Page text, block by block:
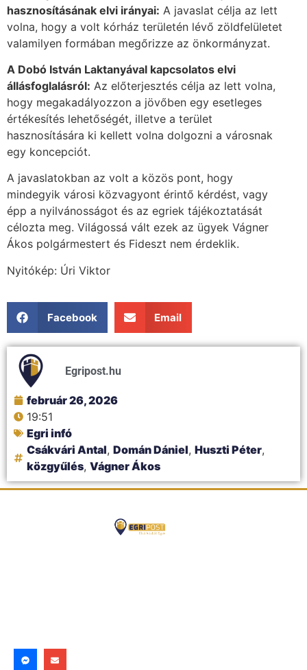
hasznosításának elvi irányai: A javaslat célja az lett
volna, hogy a volt kórház területén lévő zöldfelületet
valamilyen formában megőrizze az önkormányzat.
A Dobó István Laktanyával kapcsolatos elvi
állásfoglalásról: Az előterjesztés célja az lett volna,
hogy megakadályozzon a jövőben egy esetleges
értékesítés lehetőségét, illetve a terület
hasznosítására ki kellett volna dolgozni a városnak
egy koncepciót.
A javaslatokban az volt a közös pont, hogy
mindegyik városi közvagyont érintő kérdést, vagy
épp a nyilvánosságot és az egriek tájékoztatását
célozta meg. Világossá vált ezek az ügyek Vágner
Ákos polgármestert és Fideszt nem érdeklik.
Nyitókép: Úri Viktor
Facebook Email
Egripost.hu
február 26, 2026
19:51
Egri infó
Csákvári Antal, Domán Dániel, Huszti Péter,
közgyűlés, Vágner Ákos